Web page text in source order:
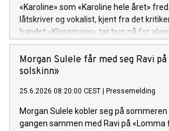
«Karoline» som «Karoline hele året»
låtskriver og vokalist, kjent fra det
bandet «Klossmajor» tar hun nå for
soloartist. Lytteren inviteres inn i et
univers fullt av varme, humor og
Morgan Sulele får med seg Ravi
solskinn»
25.6.2026 08:20:00 CEST Pressemelding
Morgan Sulele kobler seg på
gangen sammen med Ravi på «Lomma